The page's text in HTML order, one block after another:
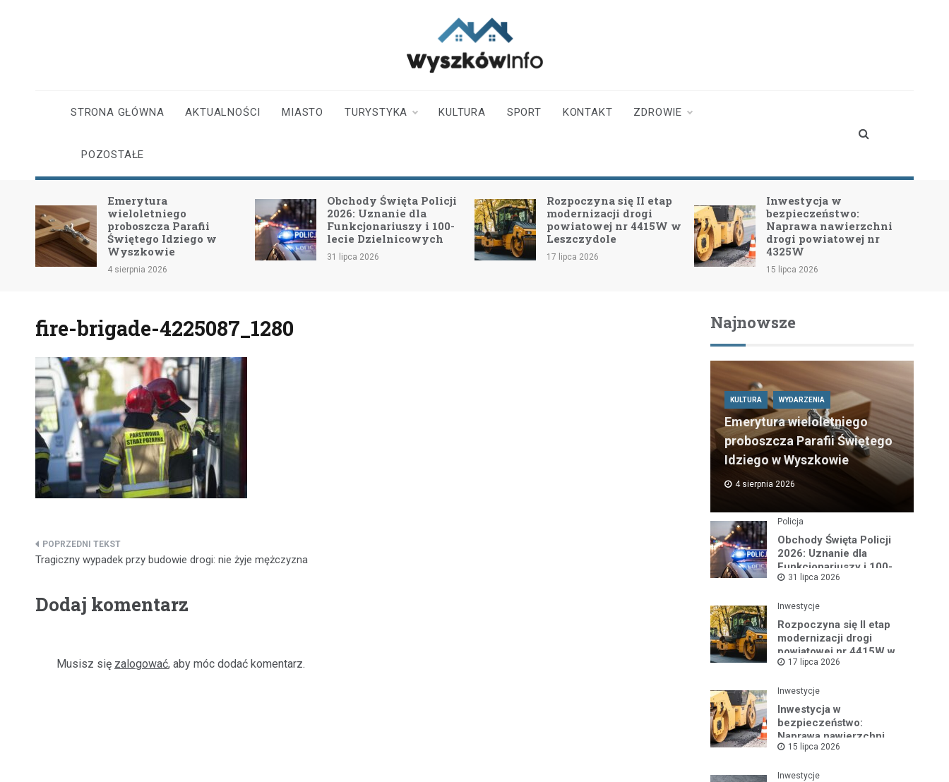
STRONA GŁÓWNA AKTUALNOŚCI MIASTO TURYSTYKA KULTURA SPORT KONTAKT ZDROWIE
POZOSTAŁE
Emerytura
wieloletniego
proboszcza Parafii
Świętego Idziego w
Wyszkowie
4 sierpnia 2026
Obchody Święta Policji
2026: Uznanie dla
Funkcjonariuszy i 100-
lecie Dzielnicowych
31 lipca 2026
Rozpoczyna się II etap
modernizacji drogi
powiatowej nr 4415W w
Leszczydole
17 lipca 2026
Inwestycja w
bezpieczeństwo:
Naprawa nawierzchni
drogi powiatowej nr
4325W
15 lipca 2026
fire-brigade-4225087_1280
Nawigacja
Tragiczny wypadek przy budowie drogi: nie żyje mężczyzna
Dodaj komentarz
Musisz się zalogować, aby móc dodać komentarz.
Najnowsze
KULTURA WYDARZENIA
Emerytura wieloletniego
proboszcza Parafii Świętego
Idziego w Wyszkowie
4 sierpnia 2026
Policja
Obchody Święta Policji
2026: Uznanie dla
Funkcjonariuszy i 100-
lecie Dzielnicowych
31 lipca 2026
Inwestycje
Rozpoczyna się II etap
modernizacji drogi
powiatowej nr 4415W w
Leszczydole
17 lipca 2026
Inwestycje
Inwestycja w
bezpieczeństwo:
Naprawa nawierzchni
drogi powiatowej nr
15 lipca 2026
Inwestycje